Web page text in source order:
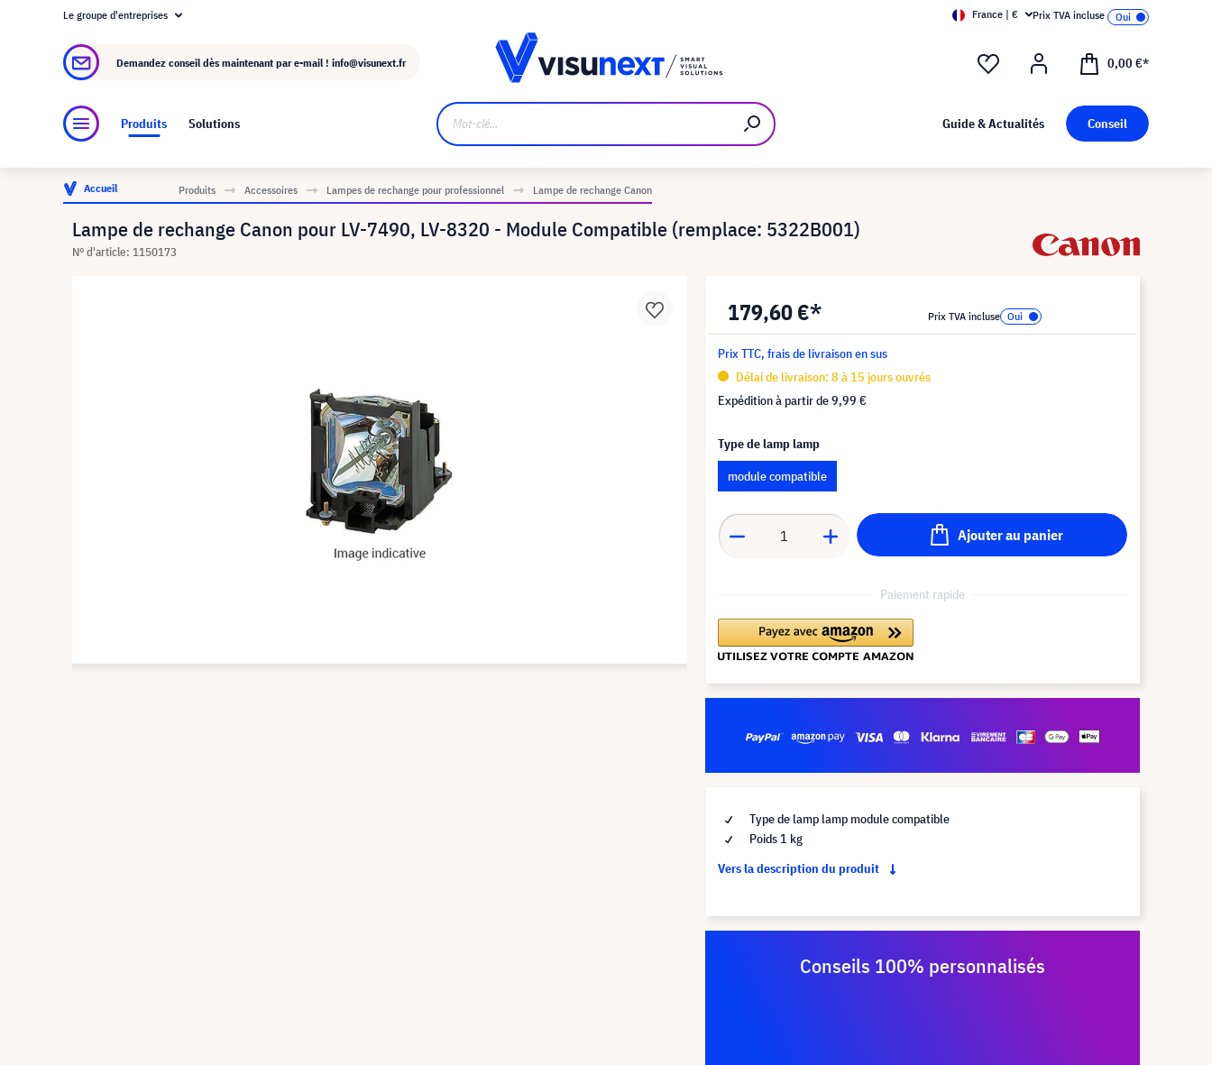
À propos de visunext.fr
Le groupe d'entreprises France | € Prix TVA incluse
Demandez conseil dès maintenant par e-mail ! info@visunext.fr 0,00 €*
Produits Solutions Guide & Actualités Conseil
Accueil Produits Accessoires Lampes de rechange pour professionnel Lampe de rechange Canon
Lampe de rechange Canon pour LV-7490, LV-8320 - Module Compatible (remplace: 5322B001)
N° d'article: 1150173
179,60 €* Prix TVA incluse
Prix TTC, frais de livraison en sus
Délai de livraison: 8 à 15 jours ouvrés
Expédition à partir de9,99 €
Type de lamp lamp
module compatible
Ajouter au panier
Paiement rapide
Type de lamp lamp module compatible
Poids 1 kg
Vers la description du produit
Conseils 100% personnalisés